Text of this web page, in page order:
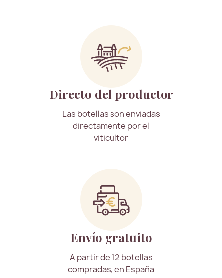
Directo del productor
Las botellas son enviadas
directamente por el
viticultor
Envío gratuito
A partir de 12 botellas
compradas, en España